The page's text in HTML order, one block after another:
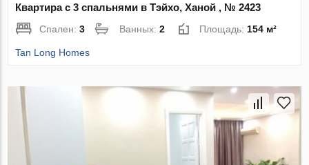
Квартира с 3 спальнями в Тэйхо, Ханой , № 2423
Спален:3 Ванных:2 Площадь: 154 м²
Tan Long Homes